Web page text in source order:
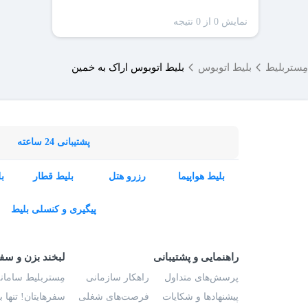
نمایش 0 از 0 نتیجه
مِستربلیط بلیط اتوبوس بلیط اتوبوس اراک به خمین
پشتیبانی 24 ساعته
بلیط هواپیما رزرو هتل بلیط قطار
پیگیری و کنسلی بلیط
راهنمایی و پشتیبانی
پرسش‌های متداول
پیشنهادها و شکایات
راهکار سازمانی
فرصت‌های شغلی
لبخند بزن و
مِستربلیط
سفرهایتان!